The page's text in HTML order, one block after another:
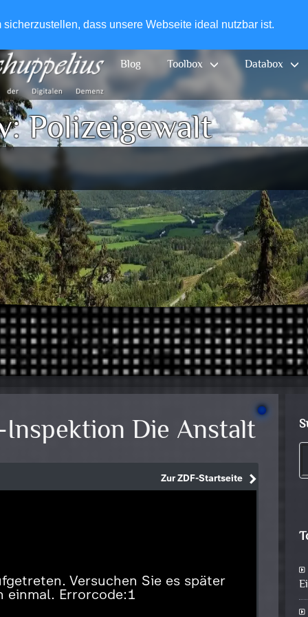
dass unsere Webseite ideal nutzbar ist.
Blog Toolbox Databox
Polizeigewalt
Die Anstalt